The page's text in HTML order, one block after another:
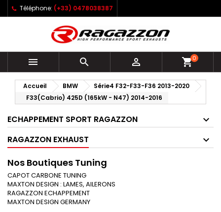
Téléphone: (+33) 0478038387
   shopping_cart0
Accueil BMW
Série4 F32-F33-F36 2013-2020
F33(Cabrio) 425D (165kW - N47) 2014-2016
ECHAPPEMENT SPORT RAGAZZON
RAGAZZON EXHAUST
Nos Boutiques Tuning
CAPOT CARBONE TUNING
MAXTON DESIGN : LAMES, AILERONS
RAGAZZON ECHAPPEMENT
MAXTON DESIGN GERMANY